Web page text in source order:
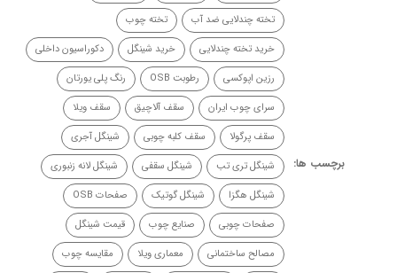
برچسب ها:
تخته چندلایی ضد آب
تخته چوب
خرید تخته چندلایی
خرید شینگل
دکوراسیون داخلی
رزین اپوکسی
رطوبت OSB
رنگ پلی یورتان
سرای چوب ایران
سقف آلاچیق
سقف ویلا
سقف پرگولا
سقف کلبه چوبی
شینگل آجری
شینگل تری تب
شینگل سقفی
شینگل لانه زنبوری
شینگل هگزا
شینگل گوتیک
صفحات OSB
صفحات چوبی
صنایع چوب
قیمت شینگل
مصالح ساختمانی
معماری ویلا
مقایسه چوب